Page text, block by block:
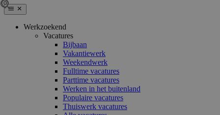
Werkzoekend
Vacatures
Bijbaan
Vakantiewerk
Weekendwerk
Fulltime vacatures
Parttime vacatures
Werken in het buitenland
Populaire vacatures
Thuiswerk vacatures